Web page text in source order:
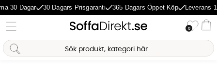
30 Dagars Prisgaranti 365 Dagars Öppet Köp Leverans 1-5
0